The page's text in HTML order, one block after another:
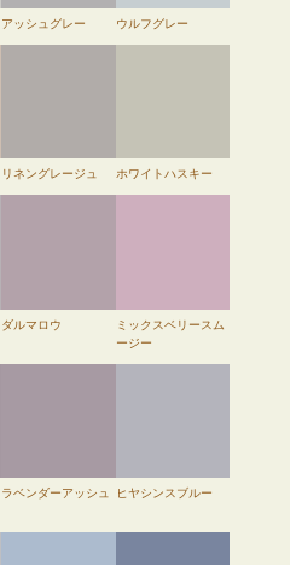
アッシュグレー ウルフグレー
リネングレージュ ホワイトハスキー
ダルマロウ
ミックスベリースム
ージー
ラベンダーアッシュ ヒヤシンスブルー